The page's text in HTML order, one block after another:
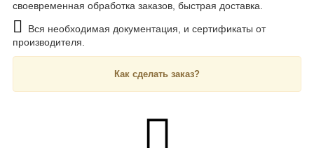
своевременная обработка заказов, быстрая доставка.
Вся необходимая документация, и сертификаты от
производителя.
Как сделать заказ?